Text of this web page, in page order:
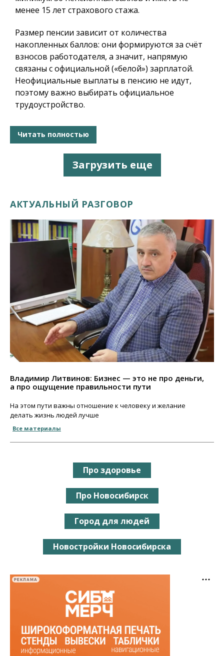
менее 15 лет страхового стажа.
Размер пенсии зависит от количества
накопленных баллов: они формируются за счёт
взносов работодателя, а значит, напрямую
связаны с официальной («белой») зарплатой.
Неофициальные выплаты в пенсию не идут,
поэтому важно выбирать официальное
трудоустройство.
Читать полностью
Загрузить еще
АКТУАЛЬНЫЙ РАЗГОВОР
Владимир Литвинов: Бизнес — это не про деньги,
а про ощущение правильности пути
На этом пути важны отношение к человеку и желание
делать жизнь людей лучше
Все материалы
Про здоровье
Про Новосибирск
Город для людей
Новостройки Новосибирска
РЕКЛАМА